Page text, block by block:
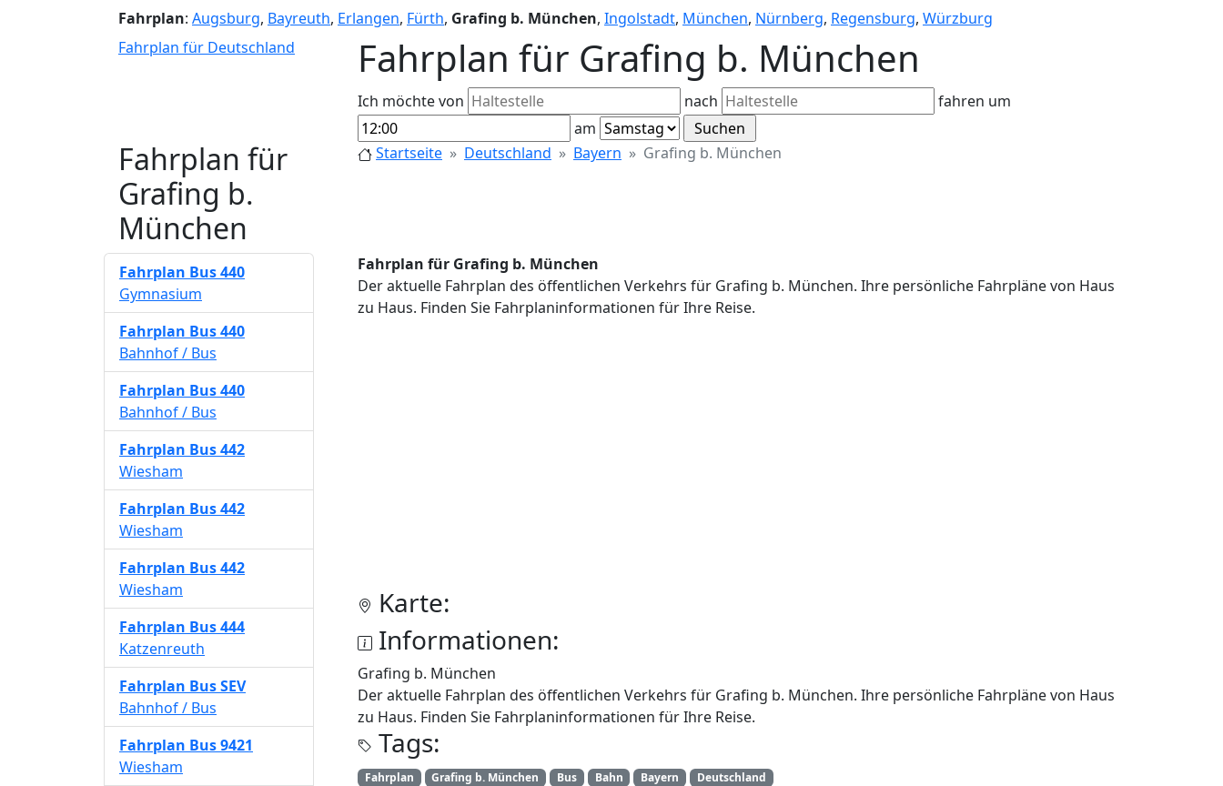
Fahrplan: Augsburg, Bayreuth, Erlangen, Fürth, Grafing b. München, Ingolstadt, München, Nürnberg, Regensburg, Würzburg
Fahrplan für Deutschland
Fahrplan für Grafing b. München
Ich möchte von nach
fahren um
am
Fahrplan für
Grafing b.
München
Startseite Deutschland Bayern Grafing b. München
Fahrplan für Grafing b. München
Der aktuelle Fahrplan des öffentlichen Verkehrs für Grafing b. München. Ihre persönliche Fahrpläne von Haus
zu Haus. Finden Sie Fahrplaninformationen für Ihre Reise.
Karte:
Informationen:
Grafing b. München
Der aktuelle Fahrplan des öffentlichen Verkehrs für Grafing b. München. Ihre persönliche Fahrpläne von Haus
zu Haus. Finden Sie Fahrplaninformationen für Ihre Reise.
Tags:
Fahrplan Grafing b. München Bus Bahn Bayern Deutschland
Fahrplan Bus 440
Gymnasium
Fahrplan Bus 440
Bahnhof / Bus
Fahrplan Bus 440
Bahnhof / Bus
Fahrplan Bus 442
Wiesham
Fahrplan Bus 442
Wiesham
Fahrplan Bus 442
Wiesham
Fahrplan Bus 444
Katzenreuth
Fahrplan Bus SEV
Bahnhof / Bus
Fahrplan Bus 9421
Wiesham